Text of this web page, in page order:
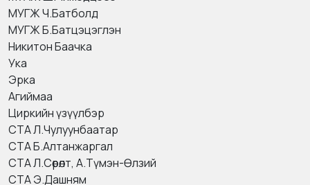
МУГЖ Ч.Батболд
МУГЖ Б.Батцэцэглэн
Никитон Баачка
Ука
Эрка
Агиймаа
Циркийн үзүүлбэр
СТА Л.Чулуунбаатар
СТА Б.Алтанжаргал
СТА Л.Сөрөлт, А.Түмэн-Өлзий
СТА Э.Дашням